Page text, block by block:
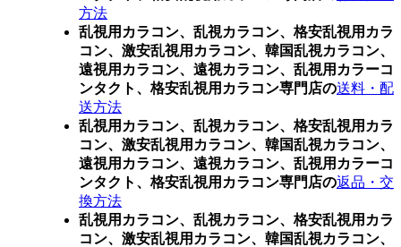
方法
乱視用カラコン、乱視カラコン、格安乱視用カラ
コン、激安乱視用カラコン、韓国乱視カラコン、
遠視用カラコン、遠視カラコン、乱視用カラーコ
ンタクト、格安乱視用カラコン専門店の送料・配
送方法
乱視用カラコン、乱視カラコン、格安乱視用カラ
コン、激安乱視用カラコン、韓国乱視カラコン、
遠視用カラコン、遠視カラコン、乱視用カラーコ
ンタクト、格安乱視用カラコン専門店の返品・交
換方法
乱視用カラコン、乱視カラコン、格安乱視用カラ
コン、激安乱視用カラコン、韓国乱視カラコン、